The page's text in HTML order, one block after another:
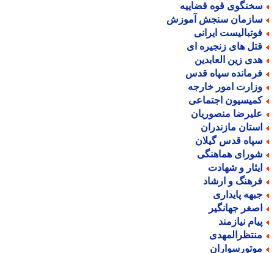
قوه قضاییه
سنجش آموزش
ایرانی
های زنجیره ای
زین العابدین
سپاه قدس
امور خارجه
اجتماعی
منصوریان
مازندران
قدس گیلان
هماهنگی
و شهادت
و ارشاد
پایداری
جهانگیر
نیازمند